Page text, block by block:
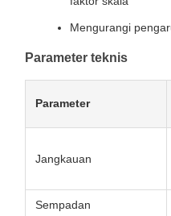
Mengurangi
Parameter teknis
Parameter
Jangkauan
Sempadan